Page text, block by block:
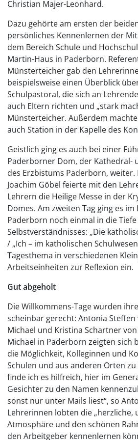
Christian Majer-Leonhard.
Dazu gehörte am ersten der
persönliches Kennenlernen der
dem Bereich Schule und
Martin-Haus in Paderborn.
Münsterteicher gab den
beispielsweise einen Überblick
Schulpastoral, die sich an
auch Eltern richten und „stark
Münsterteicher. Außerdem
auch Station in der Kapelle des
Geistlich ging es auch bei einer
Paderborner Dom, der Kathedral-
des Erzbistums Paderborn,
Joachim Göbel feierte mit den
Lehrern die Heilige Messe in der
Domes. Am zweiten Tag ging es
Paderborn noch einmal in die
Selbstverständnisses: „Die
/ „Ich – im katholischen
Tagesthema in verschiedenen
Arbeitseinheiten zur Reflexion ein.
Gut abgeholt
Die Willkommens-Tage wurden
scheinbar gerecht: Antonia Steffen
Michael und Kristina Schartner
Michael in Paderborn zeigten sich
die Möglichkeit, Kolleginnen und
Schulen und aus anderen Orten
finde ich es hilfreich, hier im
Gesichter zu den Namen
sonst nur unter Mails liest“, so
Lehrerinnen lobten die „herzliche,
Atmosphäre und den schönen
den Arbeitgeber kennenlernen